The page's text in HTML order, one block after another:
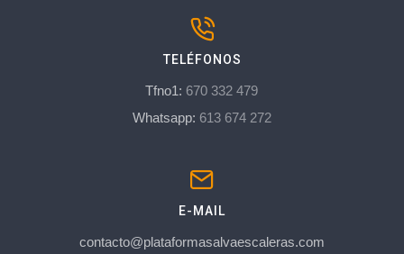
TELÉFONOS
Tfno1: 670 332 479
Whatsapp: 613 674 272
E-MAIL
contacto@plataformasalvaescaleras.com